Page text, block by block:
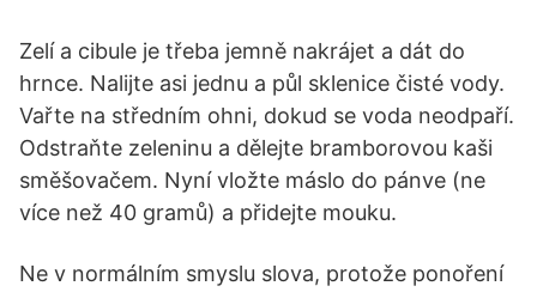
Zelí a cibule je třeba jemně nakrájet a dát do
hrnce. Nalijte asi jednu a půl sklenice čisté vody.
Vařte na středním ohni, dokud se voda neodpaří.
Odstraňte zeleninu a dělejte bramborovou kaši
směšovačem. Nyní vložte máslo do pánve (ne
více než 40 gramů) a přidejte mouku.
Ne v normálním smyslu slova, protože ponoření